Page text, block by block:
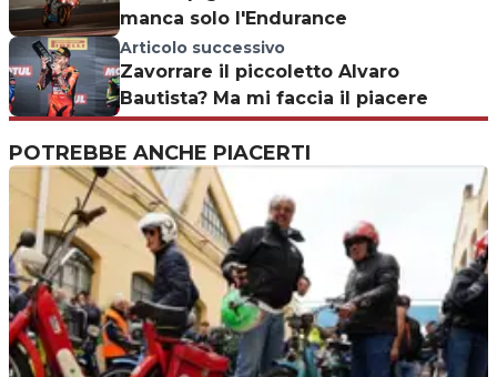
manca solo l'Endurance
Articolo successivo
Zavorrare il piccoletto Alvaro
Bautista? Ma mi faccia il piacere
POTREBBE ANCHE PIACERTI